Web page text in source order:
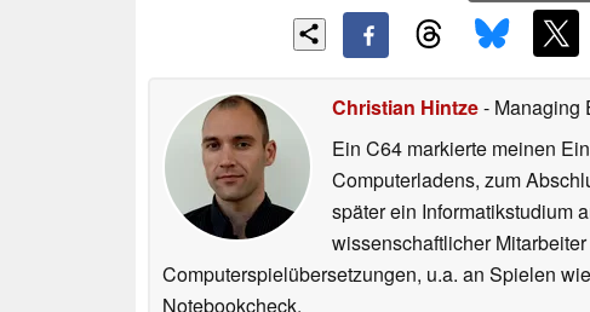
Christian Hintze- Managing
Ein C64 markierte meinen
Computerladens, zum
später ein Informatikstudium
wissenschaftlicher
Computerspielübersetzungen, u.a. an Spielen
Notebookcheck.